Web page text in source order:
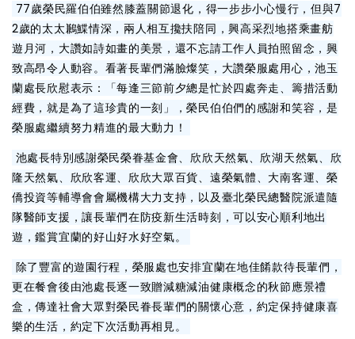
77歲榮民羅伯伯雖然膝蓋關節退化，得一步步小心慢行，但與7
2歲的太太鶼鰈情深，兩人相互攙扶陪同，興高采烈地搭乘畫舫
遊月河，大讚如詩如畫的美景，還不忘請工作人員拍照留念，興
致高昂令人動容。看著長輩們滿臉燦笑，大讚榮服處用心，池玉
蘭處長欣慰表示：「每逢三節前夕總是忙於四處奔走、籌措活動
經費，就是為了這珍貴的一刻」，榮民伯伯們的感謝和笑容，是
榮服處繼續努力精進的最大動力！
池處長特別感謝榮民榮眷基金會、欣欣天然氣、欣湖天然氣、欣
隆天然氣、欣欣客運、欣欣大眾百貨、遠榮氣體、大南客運、榮
僑投資等輔導會會屬機構大力支持，以及臺北榮民總醫院派遣隨
隊醫師支援，讓長輩們在防疫新生活時刻，可以安心順利地出
遊，鑑賞宜蘭的好山好水好空氣。
除了豐富的遊園行程，榮服處也安排宜蘭在地佳餚款待長輩們，
更在餐會後由池處長逐一致贈減糖減油健康概念的秋節應景禮
盒，傳達社會大眾對榮民眷長輩們的關懷心意，約定保持健康喜
樂的生活，約定下次活動再相見。